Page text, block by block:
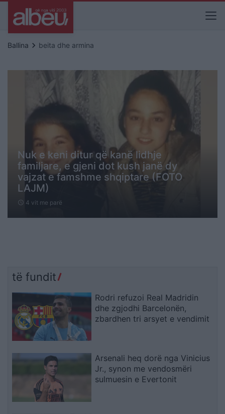
Ballina keyboard_arrow_right beita dhe armina
Nuk e keni ditur që kanë lidhje
familjare, e gjeni dot kush janë dy
vajzat e famshme shqiptare (FOTO
LAJM)
schedule 4 vit me parë
të fundit
Rodri refuzoi Real Madridin
dhe zgjodhi Barcelonën,
zbardhen tri arsyet e vendimit
Arsenali heq dorë nga Vinicius
Jr., synon me vendosmëri
sulmuesin e Evertonit